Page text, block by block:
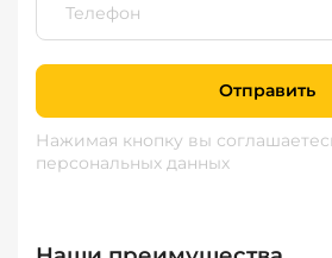
Отправить
Нажимая кнопку вы
персональных данных